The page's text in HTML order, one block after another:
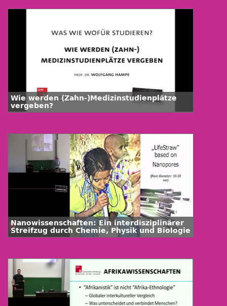
Wie werden (Zahn-)Medizinstudienplätze
vergeben?
Nanowissenschaften: Ein interdisziplinärer
Streifzug durch Chemie, Physik und Biologie